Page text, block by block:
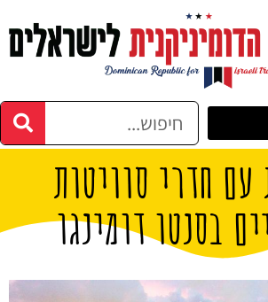
עם חדרי סוויטות
בסנטו דומינגו